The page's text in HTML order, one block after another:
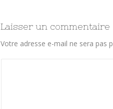
Laisser un commentaire
Votre adresse e-mail ne sera pas